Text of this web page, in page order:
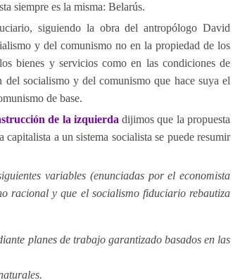
siempre es la misma: Belarús.
siguiendo la obra del antropólogo David
y del comunismo no en la propiedad de los
bienes y servicios como en las condiciones de
del socialismo y del comunismo que hace suya el
de base.
de la izquierda dijimos que la propuesta
a un sistema socialista se puede resumir
variables (enunciadas por el economista
racional y que el socialismo fiduciario rebautiza
planes de trabajo garantizado basados en las